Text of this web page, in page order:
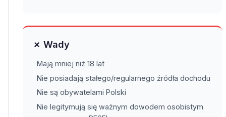
✗ Wady
Mają mniej niż 18 lat
Nie posiadają stałego/regularnego źródła dochodu
Nie są obywatelami Polski
Nie legitymują się ważnym dowodem osobistym